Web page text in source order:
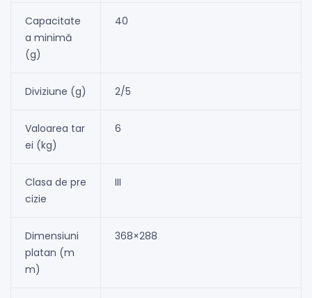
Capacitate
a minimă
(g)
40
Diviziune (g) 2/5
Valoarea tar
ei (kg)
6
Clasa de pre
cizie
III
Dimensiuni
platan (m
m)
368×288